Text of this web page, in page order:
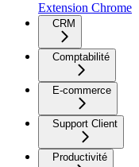
Extension Chrome
CRM
Comptabilité
E-commerce
Support Client
Productivité